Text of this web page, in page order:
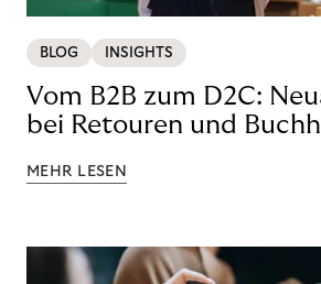
BLOG INSIGHTS
Vom B2B zum D2C:
bei Retouren und
MEHR LESEN